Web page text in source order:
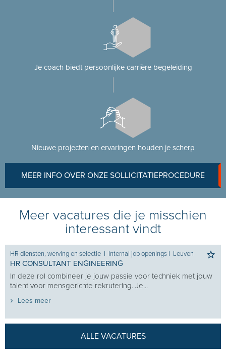
Je coach biedt persoonlijke carrière begeleiding
Nieuwe projecten en ervaringen houden je scherp
MEER INFO OVER ONZE SOLLICITATIEPROCEDURE
Meer vacatures die je misschien
interessant vindt
HR diensten, werving en selectie I Internal job openings I Leuven
HR CONSULTANT ENGINEERING
In deze rol combineer je jouw passie voor techniek met jouw
talent voor mensgerichte rekrutering. Je...
Lees meer
ALLE VACATURES